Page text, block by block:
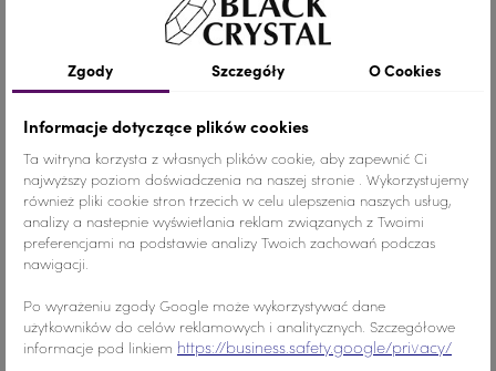
Dodaj do koszyka
Udostępnij
UdostępnijTweetujPinterest
Opis
Kamienie do przyszywania doskonałej jakości w
atrakcyjnych cenach. Kamienie można przykleić
Zgody Szczegóły O Cookies
Informacje dotyczące plików cookies
Ta witryna korzysta z własnych plików cookie, aby zapewnić Ci
najwyższy poziom doświadczenia na naszej stronie . Wykorzystujemy
również pliki cookie stron trzecich w celu ulepszenia naszych usług,
analizy a nastepnie wyświetlania reklam związanych z Twoimi
preferencjami na podstawie analizy Twoich zachowań podczas
nawigacji.
Po wyrażeniu zgody Google może wykorzystywać dane
użytkowników do celów reklamowych i analitycznych. Szczegółowe
informacje pod linkiem https://business.safety.google/privacy/